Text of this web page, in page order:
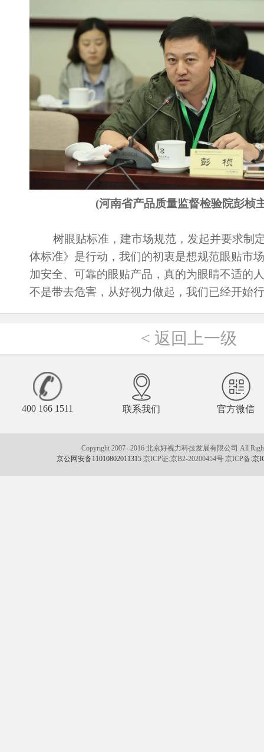
(河南省产品质量监督检验院彭桢
树眼贴标准，建市场规范，发起并要求制
体标准》是行动，我们的初衷是想规范眼贴市
加安全、可靠的眼贴产品，真的为眼睛不适的
不是带去危害，从好视力做起，我们已经开始
< 返回上一级
400 166 1511 联系我们 官方微信
Copyright 2007--2016 北京好视力科技发展有限公司 All
京公网安备11010802011315 京ICP证:京B2-20200454号 京ICP备:京